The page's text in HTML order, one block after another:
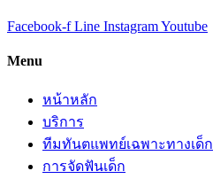
Facebook-f Line InstagramYoutube
Menu
หน้าหลัก
บริการ
ทีมทันตแพทย์เฉพาะทางเด็ก
การจัดฟันเด็ก